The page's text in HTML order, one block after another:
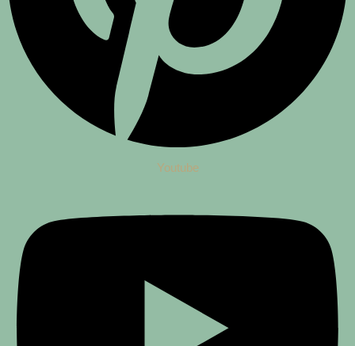
Youtube